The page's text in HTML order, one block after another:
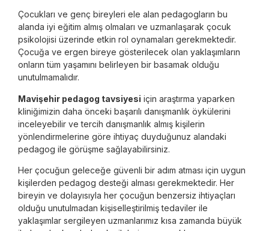
Çocukları ve genç bireyleri ele alan pedagogların bu
alanda iyi eğitim almış olmaları ve uzmanlaşarak çocuk
psikolojisi üzerinde etkin rol oynamaları gerekmektedir.
Çocuğa ve ergen bireye gösterilecek olan yaklaşımların
onların tüm yaşamını belirleyen bir basamak olduğu
unutulmamalıdır.
Mavişehir pedagog tavsiyesi için araştırma yaparken
kliniğimizin daha önceki başarılı danışmanlık öykülerini
inceleyebilir ve tercih danışmanlık almış kişilerin
yönlendirmelerine göre ihtiyaç duyduğunuz alandaki
pedagog ile görüşme sağlayabilirsiniz.
Her çocuğun geleceğe güvenli bir adım atması için uygun
kişilerden pedagog desteği alması gerekmektedir. Her
bireyin ve dolayısıyla her çocuğun benzersiz ihtiyaçları
olduğu unutulmadan kişiselleştirilmiş tedaviler ile
yaklaşımlar sergileyen uzmanlarımız kısa zamanda büyük